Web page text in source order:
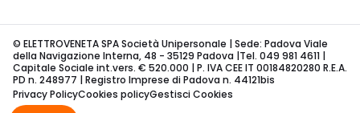
© ELETTROVENETA SPA Società Unipersonale | Sede: Padova Viale
della Navigazione Interna, 48 - 35129 Padova |Tel. 049 981 4611 |
Capitale Sociale int.vers. € 520.000 | P. IVA CEE IT 00184820280 R.E.A.
PD n. 248977 | Registro Imprese di Padova n. 44121bis
Privacy PolicyCookies policyGestisci Cookies